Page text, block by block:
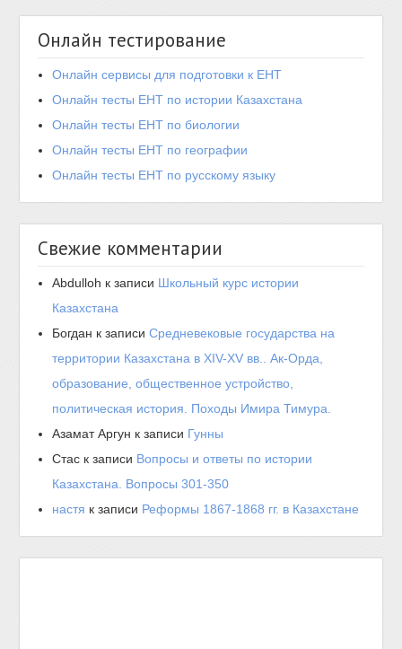
Онлайн тестирование
Онлайн сервисы для подготовки к ЕНТ
Онлайн тесты ЕНТ по истории Казахстана
Онлайн тесты ЕНТ по биологии
Онлайн тесты ЕНТ по географии
Онлайн тесты ЕНТ по русскому языку
Свежие комментарии
Abdulloh к записи Школьный курс истории
Казахстана
Богдан к записиСредневековые государства на
территории Казахстана в XIV-XV вв.. Ак-Орда,
образование, общественное устройство,
политическая история. Походы Имира Тимура.
Азамат Аргун к записи Гунны
Стас к записи Вопросы и ответы по истории
Казахстана. Вопросы 301-350
настя к записи Реформы 1867-1868 гг. в Казахстане